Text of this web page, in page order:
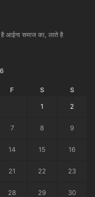
आईना समाज का, लाते है
F S S
1 2
7 8 9
14 15 16
21 22 23
28 29 30